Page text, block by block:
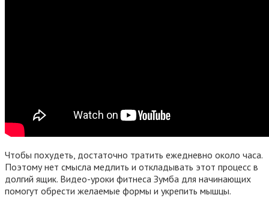
Чтобы похудеть, достаточно тратить ежедневно около часа.
Поэтому нет смысла медлить и откладывать этот процесс в
долгий ящик. Видео-уроки фитнеса Зумба для начинающих
помогут обрести желаемые формы и укрепить мышцы.